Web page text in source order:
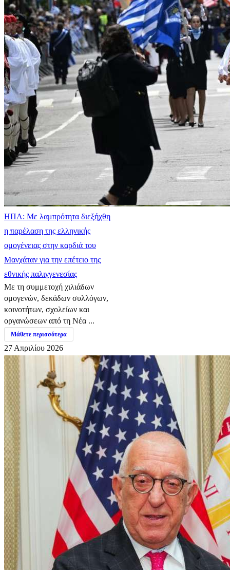
ΗΠΑ: Με λαμπρότητα διεξήχθη
η παρέλαση της ελληνικής
ομογένειας στην καρδιά του
Μανχάταν για την επέτειο της
εθνικής παλιγγενεσίας
Με τη συμμετοχή χιλιάδων
ομογενών, δεκάδων συλλόγων,
κοινοτήτων, σχολείων και
οργανώσεων από τη Νέα ...
Μάθετε περισσότερα
27 Απριλίου 2026